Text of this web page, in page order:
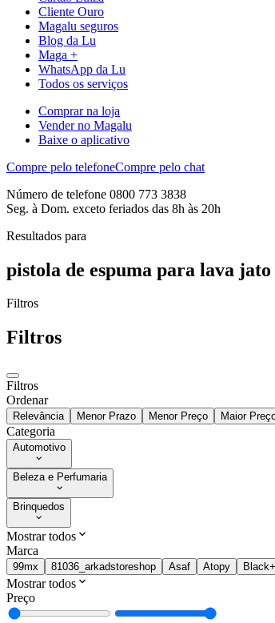
Cliente Ouro
Magalu seguros
Blog da Lu
Maga +
WhatsApp da Lu
Todos os serviços
Comprar na loja
Vender no Magalu
Baixe o aplicativo
Compre pelo telefoneCompre pelo chat
Número de telefone 0800 773 3838
Seg. à Dom. exceto feriados das 8h às 20h
Resultados para
pistola de espuma para lava jato
Filtros
Filtros
Filtros
Ordenar
Relevância Menor Prazo Menor Preço Maior
Categoria
Automotivo
Beleza e Perfumaria
Brinquedos
Mostrar todos
Marca
99mx 81036_arkadstoreshop Asaf Atopy
Mostrar todos
Preço